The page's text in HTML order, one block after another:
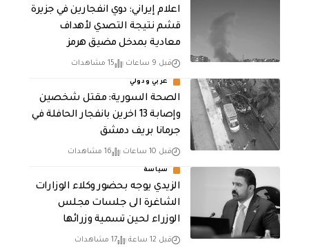
اعلام إيراني: دوي انفجارين في جزيرة
قشم نتيجة التصدي لأهداف
معادية بمدخل مضيق هرمز
قبل 9 ساعات 15 مشاهدات
عربي ودولي
الصحة السورية: مقتل شخصين
وإصابة 13 اخرين بانفجار الحافلة في
جرمانا بريف دمشق
قبل 10 ساعات 16 مشاهدات
سياسة
الزيدي يوجه بحضور وكلاء الوزارات
الشاغرة الى جلسات مجلس
الوزراء لحين تسمية وزرائها
قبل 12 ساعة 17 مشاهدات